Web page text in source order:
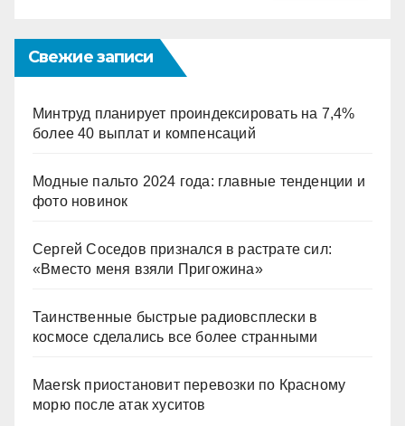
Свежие записи
Минтруд планирует проиндексировать на 7,4%
более 40 выплат и компенсаций
Модные пальто 2024 года: главные тенденции и
фото новинок
Сергей Соседов признался в растрате сил:
«Вместо меня взяли Пригожина»
Таинственные быстрые радиовсплески в
космосе сделались все более странными
Maersk приостановит перевозки по Красному
морю после атак хуситов